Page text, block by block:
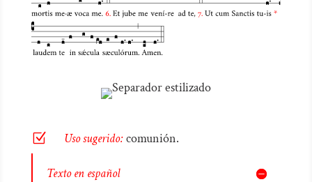
Z Uso sugerido:comunión.
Texto en español